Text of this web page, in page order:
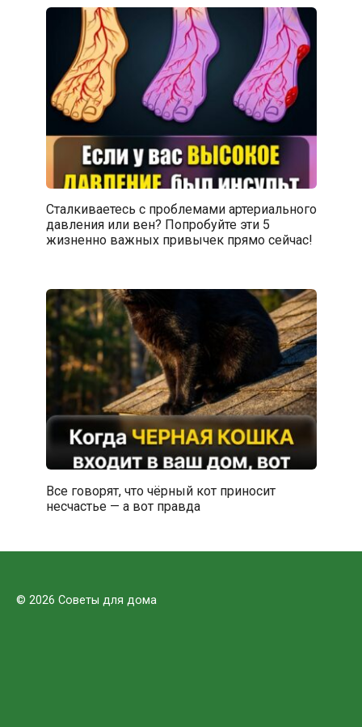
Сталкиваетесь с проблемами артериального
давления или вен? Попробуйте эти 5
жизненно важных привычек прямо сейчас!
Все говорят, что чёрный кот приносит
несчастье — а вот правда
© 2026 Советы для дома